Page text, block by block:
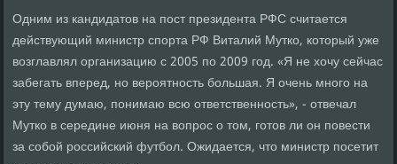
Одним из кандидатов на пост президента РФС считается
действующий министр спорта РФ Виталий Мутко, который уже
возглавлял организацию с 2005 по 2009 год. «Я не хочу сейчас
забегать вперед, но вероятность большая. Я очень много на
эту тему думаю, понимаю всю ответственность», - отвечал
Мутко в середине июня на вопрос о том, готов ли он повести
за собой российский футбол. Ожидается, что министр посетит